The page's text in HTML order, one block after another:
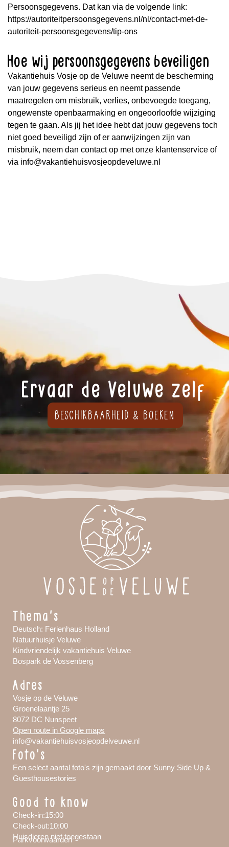
Persoonsgegevens. Dat kan via de volgende link:
https://autoriteitpersoonsgegevens.nl/nl/contact-met-de-
autoriteit-persoonsgegevens/tip-ons
Hoe wij persoonsgegevens beveiligen
Vakantiehuis Vosje op de Veluwe neemt de bescherming
van jouw gegevens serieus en neemt passende
maatregelen om misbruik, verlies, onbevoegde toegang,
ongewenste openbaarmaking en ongeoorloofde wijziging
tegen te gaan. Als jij het idee hebt dat jouw gegevens toch
niet goed beveiligd zijn of er aanwijzingen zijn van
misbruik, neem dan contact op met onze klantenservice of
via info@vakantiehuisvosjeopdeveluwe.nl
Ervaar de Veluwe zelf
BESCHIKBAARHEID & BOEKEN
Thema's
Deutsch: Ferienhaus Holland
Natuurhuisje Veluwe
Kindvriendelijk vakantiehuis Veluwe
Bospark de Vossenberg
Adres
Vosje op de Veluwe
Groenelaantje 25
8072 DC Nunspeet
Open route in Google maps
info@vakantiehuisvosjeopdelveuwe.nl
Foto's
Een select aantal foto's zijn gemaakt door Sunny Side Up &
Guesthousestories
Good to know
Check-in:15:00
Check-out:10:00
Huisdieren niet toegestaan
Parkvoorwaarden